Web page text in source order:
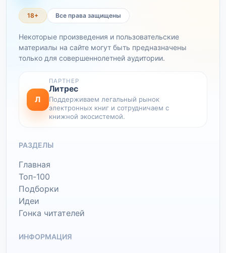
18+ Все права защищены
Некоторые произведения и пользовательские
материалы на сайте могут быть предназначены
только для совершеннолетней аудитории.
Л
ПАРТНЕР
Литрес
Поддерживаем легальный рынок
электронных книг и сотрудничаем с
книжной экосистемой.
РАЗДЕЛЫ
Главная
Топ-100
Подборки
Идеи
Гонка читателей
ИНФОРМАЦИЯ